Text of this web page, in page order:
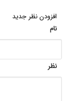
افزودن نظر جدید
نام
نظر